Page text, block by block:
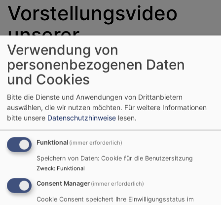
Vorstellungsvideo
unserer
Kirchengemeinden
Bächingen und
Gundelfingen
Anläßlich der Neubesetzung unserer Pfarrstelle in 2021
haben wir folgendes Video für Interessierte
aufgenommen.
Vorstellung der Kirchengemeinden Bächingen und
Verwendung von
personenbezogenen Daten
und Cookies
Bitte die Dienste und Anwendungen von Drittanbietern
auswählen, die wir nutzen möchten. Für weitere Informationen
bitte unsere Datenschutzhinweise lesen.
Funktional (immer erforderlich)
Speichern von Daten: Cookie für die Benutzersitzung
Zweck: Funktional
Consent Manager (immer erforderlich)
Cookie Consent speichert Ihre Einwilligungsstatus im